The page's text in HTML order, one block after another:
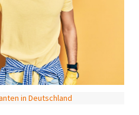
in Deutschland